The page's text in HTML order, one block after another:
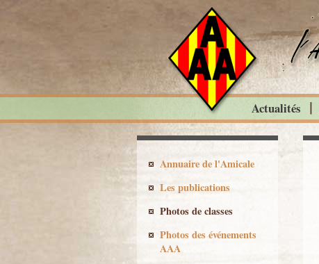
Actualités
Annuaire de l'Amicale
Les publications
Photos de classes
Photos des événements
AAA